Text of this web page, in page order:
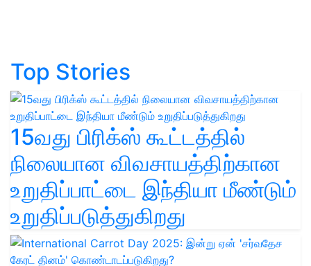
Top Stories
15வது பிரிக்ஸ் கூட்டத்தில்
நிலையான விவசாயத்திற்கான
உறுதிப்பாட்டை இந்தியா மீண்டும்
உறுதிப்படுத்துகிறது